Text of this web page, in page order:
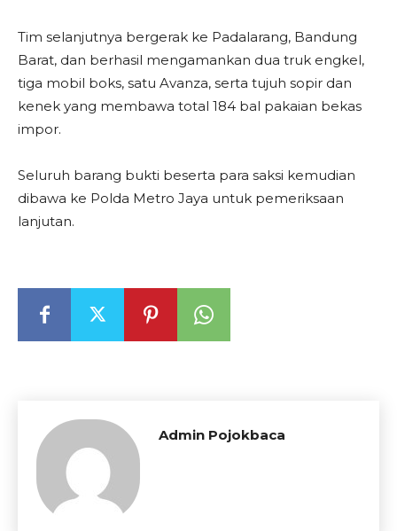
Tim selanjutnya bergerak ke Padalarang, Bandung
Barat, dan berhasil mengamankan dua truk engkel,
tiga mobil boks, satu Avanza, serta tujuh sopir dan
kenek yang membawa total 184 bal pakaian bekas
impor.
Seluruh barang bukti beserta para saksi kemudian
dibawa ke Polda Metro Jaya untuk pemeriksaan
lanjutan.
Admin Pojokbaca